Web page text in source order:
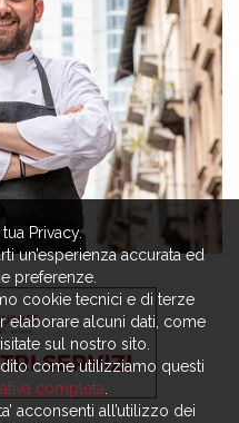
Privacy.
un’esperienza accurata ed
preferenze.
cookie tecnici e di terze
elaborare alcuni dati, come
sul nostro sito.
come utilizziamo questi
completa
acconsenti all’utilizzo dei